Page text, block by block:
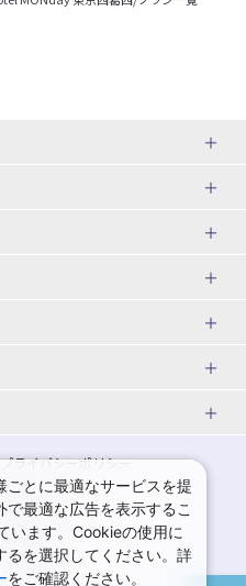
千葉県
栃木県
神奈川県ホテル・旅館
千葉県ホテル・旅館
蔵王温泉(山形)
岩手旅行・ツアー
秋田旅行・ツアー
福島旅行・ツアー
ユニバーサル・スタジオ・ジャパ
女子旅 国内版
ゴールデンウィーク（GW）の国内
旅行
7月の国内旅行
9月の国内旅行
プライバシーポリシー
規約集
商標について
採用情報
ごとに最適なサービスを提
最適な広告を表示するこ
います。Cookieの使用に
るを選択してください。詳
をご確認ください。